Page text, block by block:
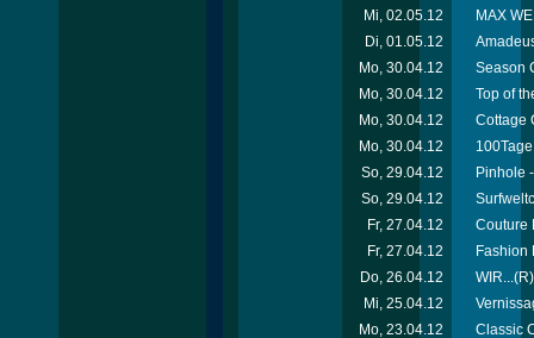
Mi, 02.05.12
MAX
Di, 01.05.12
Mo, 30.04.12
Season
Mo, 30.04.12
Top of
Mo, 30.04.12
Cottage
Mo, 30.04.12
So, 29.04.12
Pinhole
So, 29.04.12
Fr, 27.04.12
Couture
Fr, 27.04.12
Fashion
Do, 26.04.12
Mi, 25.04.12
Mo, 23.04.12
Classic